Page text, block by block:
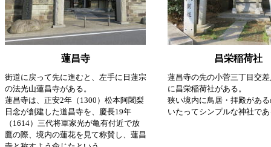
蓮昌寺 昌栄稲荷社
街道に戻って先に進むと、左手に日蓮宗
の法光山蓮昌寺がある。
蓮昌寺は、正安2年（1300）松本阿闍梨
日念が創建した道昌寺を、慶長19年
（1614）三代将軍家光が亀有付近で放
鷹の際、境内の蓮花を見て称賛し、蓮昌
蓮昌寺の先の小菅三丁目交
に昌栄稲荷社がある。
狭い境内に鳥居・拝殿があ
いたってシンプルな神社で